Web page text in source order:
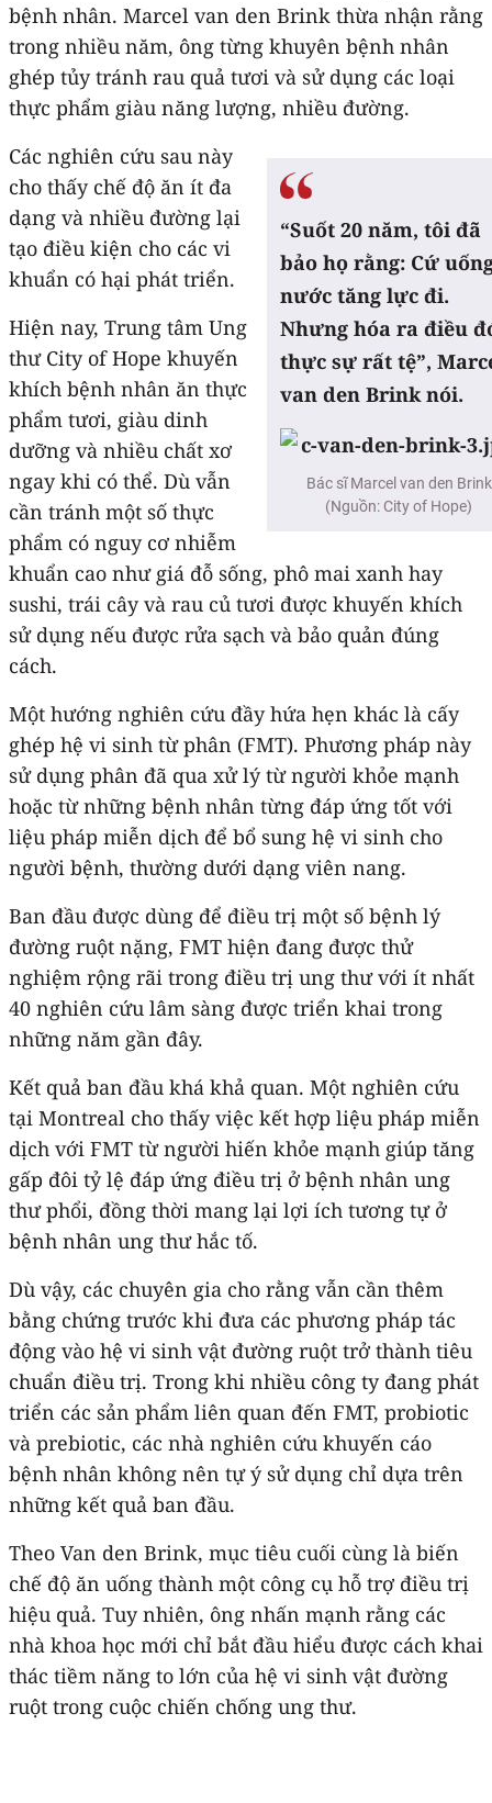
bệnh nhân. Marcel van den Brink thừa nhận rằng
trong nhiều năm, ông từng khuyên bệnh nhân
ghép tủy tránh rau quả tươi và sử dụng các loại
thực phẩm giàu năng lượng, nhiều đường.
“Suốt 20 năm, tôi đã
bảo họ rằng: Cứ
nước tăng lực đi.
Nhưng hóa ra điều
thực sự rất tệ”,
van den Brink nói.
Bác sĩ Marcel van den Brink
(Nguồn: City of Hope)
Các nghiên cứu sau này
cho thấy chế độ ăn ít đa
dạng và nhiều đường lại
tạo điều kiện cho các vi
khuẩn có hại phát triển.
Hiện nay, Trung tâm Ung
thư City of Hope khuyến
khích bệnh nhân ăn thực
phẩm tươi, giàu dinh
dưỡng và nhiều chất xơ
ngay khi có thể. Dù vẫn
cần tránh một số thực
phẩm có nguy cơ nhiễm
khuẩn cao như giá đỗ sống, phô mai xanh hay
sushi, trái cây và rau củ tươi được khuyến khích
sử dụng nếu được rửa sạch và bảo quản đúng
cách.
Một hướng nghiên cứu đầy hứa hẹn khác là cấy
ghép hệ vi sinh từ phân (FMT). Phương pháp này
sử dụng phân đã qua xử lý từ người khỏe mạnh
hoặc từ những bệnh nhân từng đáp ứng tốt với
liệu pháp miễn dịch để bổ sung hệ vi sinh cho
người bệnh, thường dưới dạng viên nang.
Ban đầu được dùng để điều trị một số bệnh lý
đường ruột nặng, FMT hiện đang được thử
nghiệm rộng rãi trong điều trị ung thư với ít nhất
40 nghiên cứu lâm sàng được triển khai trong
những năm gần đây.
Kết quả ban đầu khá khả quan. Một nghiên cứu
tại Montreal cho thấy việc kết hợp liệu pháp miễn
dịch với FMT từ người hiến khỏe mạnh giúp tăng
gấp đôi tỷ lệ đáp ứng điều trị ở bệnh nhân ung
thư phổi, đồng thời mang lại lợi ích tương tự ở
bệnh nhân ung thư hắc tố.
Dù vậy, các chuyên gia cho rằng vẫn cần thêm
bằng chứng trước khi đưa các phương pháp tác
động vào hệ vi sinh vật đường ruột trở thành tiêu
chuẩn điều trị. Trong khi nhiều công ty đang phát
triển các sản phẩm liên quan đến FMT, probiotic
và prebiotic, các nhà nghiên cứu khuyến cáo
bệnh nhân không nên tự ý sử dụng chỉ dựa trên
những kết quả ban đầu.
Theo Van den Brink, mục tiêu cuối cùng là biến
chế độ ăn uống thành một công cụ hỗ trợ điều trị
hiệu quả. Tuy nhiên, ông nhấn mạnh rằng các
nhà khoa học mới chỉ bắt đầu hiểu được cách khai
thác tiềm năng to lớn của hệ vi sinh vật đường
ruột trong cuộc chiến chống ung thư.